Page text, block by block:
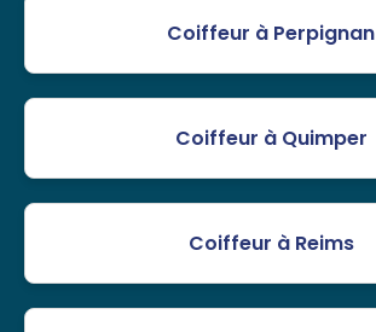
Coiffeur à Perpignan
Coiffeur à Quimper
Coiffeur à Reims